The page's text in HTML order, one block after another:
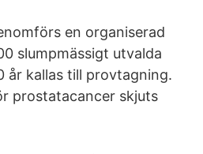
en organiserad
slumpmässigt utvalda
år kallas till provtagning.
prostatacancer skjuts